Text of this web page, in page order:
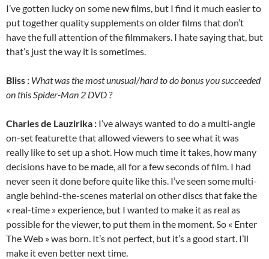
I’ve gotten lucky on some new films, but I find it much easier to
put together quality supplements on older films that don’t
have the full attention of the filmmakers. I hate saying that, but
that’s just the way it is sometimes.
Bliss : What was the most unusual/hard to do bonus you succeeded
on this Spider-Man 2 DVD ?
Charles de Lauzirika : I’ve always wanted to do a multi-angle
on-set featurette that allowed viewers to see what it was
really like to set up a shot. How much time it takes, how many
decisions have to be made, all for a few seconds of film. I had
never seen it done before quite like this. I’ve seen some multi-
angle behind-the-scenes material on other discs that fake the
« real-time » experience, but I wanted to make it as real as
possible for the viewer, to put them in the moment. So « Enter
The Web » was born. It’s not perfect, but it’s a good start. I’ll
make it even better next time.